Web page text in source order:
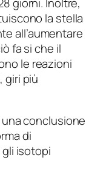
giorni. Inoltre,
la stella
all’aumentare
fa si che il
le reazioni
giri più
conclusione
di
gli isotopi